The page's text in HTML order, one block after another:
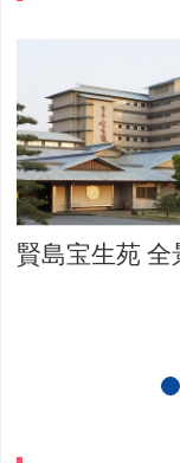
賢島宝生苑 全